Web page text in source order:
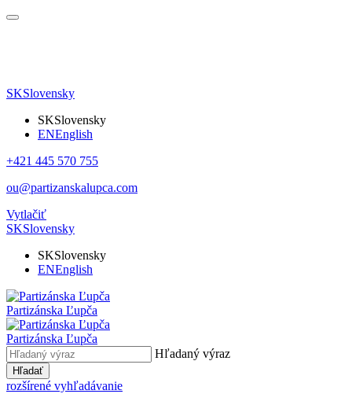
SKSlovensky
SKSlovensky
ENEnglish
+421 445 570 755
ou@partizanskalupca.com
Vytlačiť
SKSlovensky
SKSlovensky
ENEnglish
Partizánska Ľupča
Partizánska Ľupča
Hľadaný výraz
Hľadať
rozšírené vyhľadávanie